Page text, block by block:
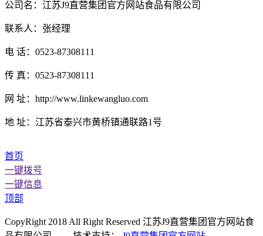
公司名：江苏J9直营集团官方网站食品有限公司
联系人：张经理
电 话：0523-87308111
传 真：0523-87308111
网 址：http://www.linkewangluo.com
地 址：江苏省泰兴市黄桥镇通联路1号
首页
一键拨号
一键信息
顶部
CopyRight 2018 All Right Reserved 江苏J9直营集团官方网站食